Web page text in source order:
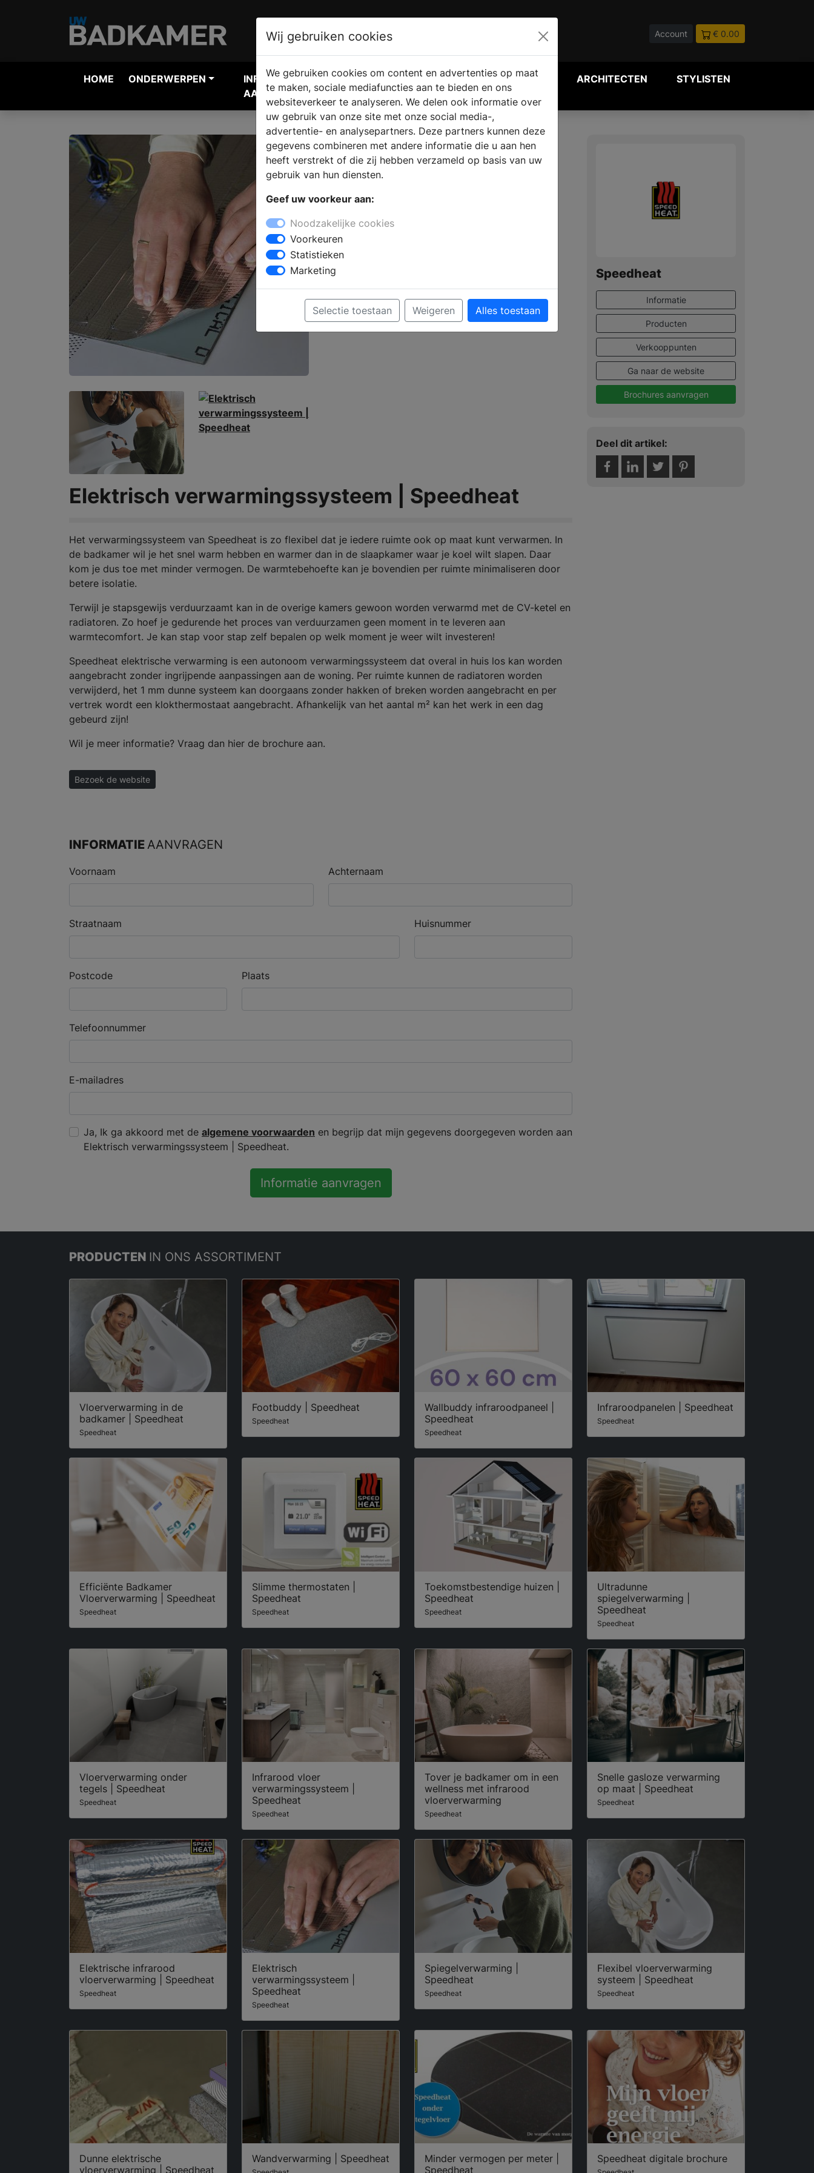
Account € 0.00
HOME ONDERWERPEN
INFORMATIE
AANVRAGEN
VERKOOPLOCATIE
VINDEN
WEBSHOP ARCHITECTEN STYLISTEN
Elektrisch verwarmingssysteem | Speedheat
Het verwarmingssysteem van Speedheat is zo flexibel dat je iedere ruimte ook op maat kunt verwarmen. In
de badkamer wil je het snel warm hebben en warmer dan in de slaapkamer waar je koel wilt slapen. Daar
kom je dus toe met minder vermogen. De warmtebehoefte kan je bovendien per ruimte minimaliseren door
betere isolatie.
Terwijl je stapsgewijs verduurzaamt kan in de overige kamers gewoon worden verwarmd met de CV-ketel en
radiatoren. Zo hoef je gedurende het proces van verduurzamen geen moment in te leveren aan
warmtecomfort. Je kan stap voor stap zelf bepalen op welk moment je weer wilt investeren!
Speedheat elektrische verwarming is een autonoom verwarmingssysteem dat overal in huis los kan worden
aangebracht zonder ingrijpende aanpassingen aan de woning. Per ruimte kunnen de radiatoren worden
verwijderd, het 1 mm dunne systeem kan doorgaans zonder hakken of breken worden aangebracht en per
vertrek wordt een klokthermostaat aangebracht. Afhankelijk van het aantal m² kan het werk in een dag
gebeurd zijn!
Wil je meer informatie? Vraag dan hier de brochure aan.
Bezoek de website
INFORMATIE AANVRAGEN
Voornaam Achternaam
Straatnaam Huisnummer
Postcode Plaats
Telefoonnummer
E-mailadres
Ja, Ik ga akkoord met de algemene voorwaarden en begrijp dat mijn gegevens doorgegeven worden aan
Elektrisch verwarmingssysteem | Speedheat.
Informatie aanvragen
Speedheat
Informatie
Producten
Verkooppunten
Ga naar de website
Brochures aanvragen
Deel dit artikel:
PRODUCTEN IN ONS ASSORTIMENT
Vloerverwarming in de
badkamer | Speedheat
Speedheat
Footbuddy | Speedheat
Speedheat
Wallbuddy infraroodpaneel |
Speedheat
Speedheat
Infraroodpanelen | Speedheat
Speedheat
Efficiënte Badkamer
Vloerverwarming | Speedheat
Speedheat
Slimme thermostaten |
Speedheat
Speedheat
Toekomstbestendige huizen |
Speedheat
Speedheat
Ultradunne
spiegelverwarming |
Speedheat
Speedheat
Vloerverwarming onder
tegels | Speedheat
Speedheat
Infrarood vloer
verwarmingssysteem |
Speedheat
Speedheat
Tover je badkamer om in een
wellness met infrarood
vloerverwarming
Speedheat
Snelle gasloze verwarming
op maat | Speedheat
Speedheat
Elektrische infrarood
vloerverwarming | Speedheat
Speedheat
Elektrisch
verwarmingssysteem |
Speedheat
Speedheat
Spiegelverwarming |
Speedheat
Speedheat
Flexibel vloerverwarming
systeem | Speedheat
Speedheat
Dunne elektrische
vloerverwarming | Speedheat
Wandverwarming | Speedheat
Minder vermogen per meter |
Speedheat
Speedheat digitale brochure
Wij gebruiken cookies
We gebruiken cookies om content en advertenties op maat
te maken, sociale mediafuncties aan te bieden en ons
websiteverkeer te analyseren. We delen ook informatie over
uw gebruik van onze site met onze social media-,
advertentie- en analysepartners. Deze partners kunnen deze
gegevens combineren met andere informatie die u aan hen
heeft verstrekt of die zij hebben verzameld op basis van uw
gebruik van hun diensten.
Geef uw voorkeur aan:
Noodzakelijke cookies
Voorkeuren
Statistieken
Marketing
Selectie toestaan Weigeren Alles toestaan